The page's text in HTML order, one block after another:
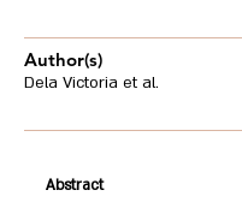
Author(s)
Dela Victoria et al.
Abstract